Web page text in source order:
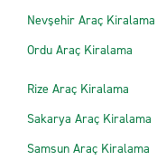
Nevşehir Araç Kiralama
Ordu Araç Kiralama
Rize Araç Kiralama
Sakarya Araç Kiralama
Samsun Araç Kiralama